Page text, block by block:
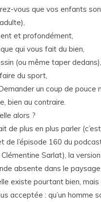
vous que vos enfants
et profondément,
qui vous fait du bien,
(ou même taper dedans),
du sport,
un coup de pouce
bien au contraire.
alors ?
de plus en plus parler (c’est
de l’épisode 160 du
Sarlat), la
absente dans le
existe pourtant bien,
acceptée : qu’un homme